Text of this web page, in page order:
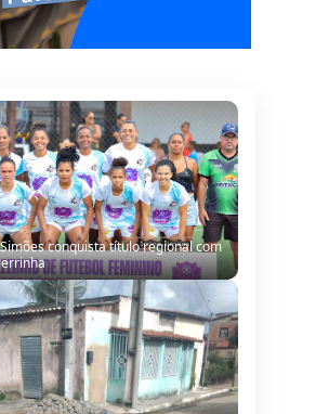
conquista título regional com